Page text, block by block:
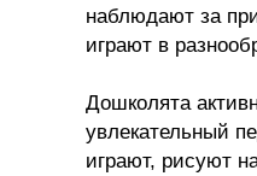
наблюдают за
играют в
Дошколята
увлекательный
играют, рисуют